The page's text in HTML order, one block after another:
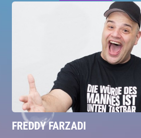
FREDDY FARZADI